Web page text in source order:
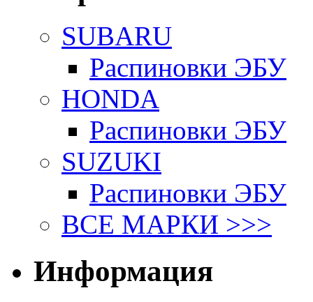
SUBARU
Распиновки ЭБУ
HONDA
Распиновки ЭБУ
SUZUKI
Распиновки ЭБУ
ВСЕ МАРКИ >>>
Информация